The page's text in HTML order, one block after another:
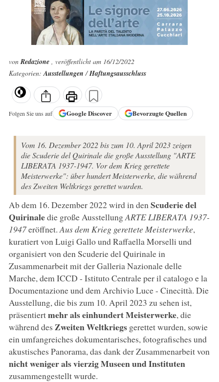
vonRedazione , veröffentlicht am 16/12/2022
Kategorien:Ausstellungen/Haftungsausschluss
Folgen Sie uns auf GoogleDiscover Bevorzugte Quellen
Vom 16. Dezember 2022 bis zum 10. April 2023 zeigen
die Scuderie del Quirinale die große Ausstellung "ARTE
LIBERATA 1937-1947. Vor dem Krieg gerettete
Meisterwerke": über hundert Meisterwerke, die während
des Zweiten Weltkriegs gerettet wurden.
Ab dem 16. Dezember 2022 wird in den Scuderie del
Quirinaledie große AusstellungARTE LIBERATA 1937-
1947eröffnet. Aus dem Krieg gerettete Meisterwerke,
kuratiert von Luigi Gallo und Raffaella Morselli und
organisiert von den Scuderie del Quirinale in
Zusammenarbeit mit der Galleria Nazionale delle
Marche, dem ICCD - Istituto Centrale per il catalogo e la
Documentazione und dem Archivio Luce - Cinecittà. Die
Ausstellung, die bis zum 10. April 2023 zu sehen ist,
präsentiertmehr als einhundert Meisterwerke, die
während des Zweiten Weltkriegsgerettet wurden, sowie
ein umfangreiches dokumentarisches, fotografisches und
akustisches Panorama, das dank der Zusammenarbeit von
nicht weniger als vierzig Museen und Instituten
zusammengestellt wurde.